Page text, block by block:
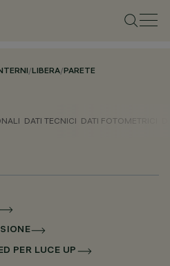
/LIBERA/PARETE
DATI TECNICI DATI FOTOMETRICI
PER LUCE UP